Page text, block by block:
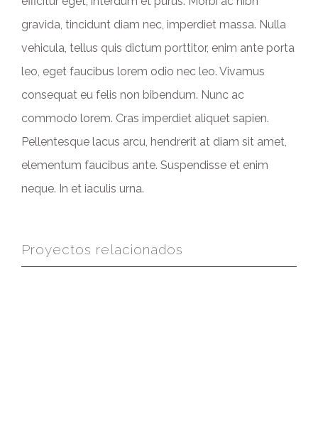
gravida, tincidunt diam nec, imperdiet massa. Nulla
vehicula, tellus quis dictum porttitor, enim ante porta
leo, eget faucibus lorem odio nec leo. Vivamus
consequat eu felis non bibendum. Nunc ac
commodo lorem. Cras imperdiet aliquet sapien.
Pellentesque lacus arcu, hendrerit at diam sit amet,
elementum faucibus ante. Suspendisse et enim
neque. In et iaculis urna.
Proyectos relacionados